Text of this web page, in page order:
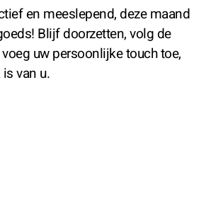
en meeslepend, deze maand
Blijf doorzetten, volg de
uw persoonlijke touch toe,
van u.